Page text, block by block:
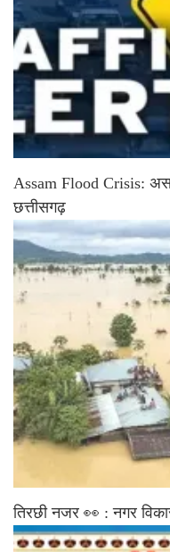
Assam Flood Crisis:
छत्तीसगढ़
तिरछी नजर 👀 : नगर